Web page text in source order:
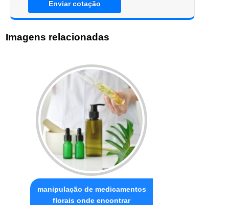
Enviar cotação
Imagens relacionadas
manipulação de medicamentos
florais onde encontrar